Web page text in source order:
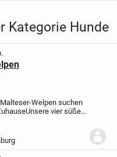
Kategorie Hunde
Welpen suchen
Unsere vier süßen
(alles Rüden) suchen
geboren und